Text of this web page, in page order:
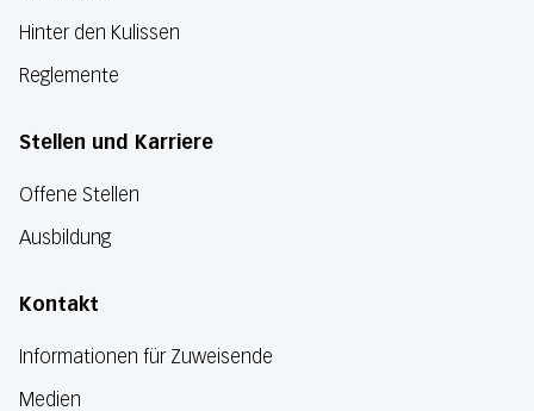
Hinter den Kulissen
Reglemente
Stellen und Karriere
Offene Stellen
Ausbildung
Kontakt
Informationen für Zuweisende
Medien